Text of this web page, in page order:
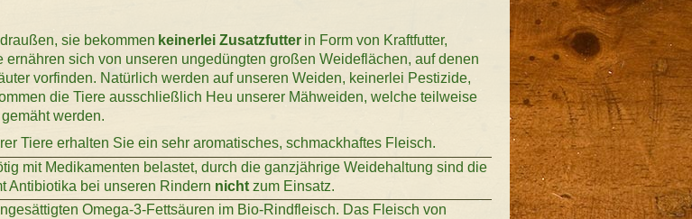
sie bekommen keinerlei Zusatzfutter in Form von Kraftfutter,
sich von unseren ungedüngten großen Weideflächen, auf denen
vorfinden. Natürlich werden auf unseren Weiden, keinerlei Pestizide,
die Tiere ausschließlich Heu unserer Mähweiden, welche teilweise
werden.
Tiere erhalten Sie ein sehr aromatisches, schmackhaftes Fleisch.
mit Medikamenten belastet, durch die ganzjährige Weidehaltung sind die
Antibiotika bei unseren Rindern nicht zum Einsatz.
Omega-3-Fettsäuren im Bio-Rindfleisch. Das Fleisch von